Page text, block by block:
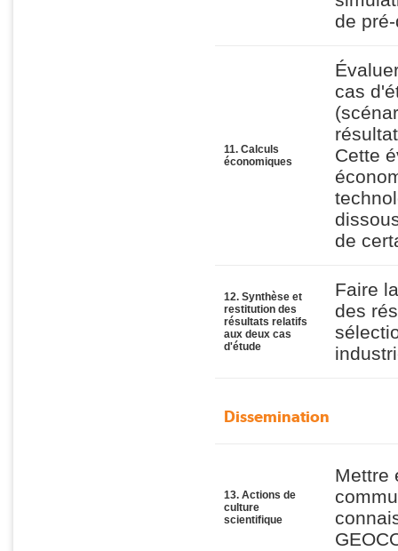
de
11. Calculs
économiques
cas
Cette
de
12. Synthèse et
restitution des
résultats relatifs
aux deux cas
d'étude
Faire
des
Dissemination
13. Actions de
culture
scientifique
Mettre